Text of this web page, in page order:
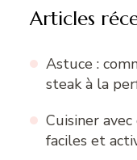
Articles
Astuce :
steak à la
Cuisiner
faciles et